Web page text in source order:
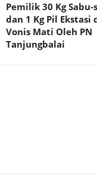
Pemilik 30 Kg Sabu-
dan 1 Kg Pil Ekstasi
Vonis Mati Oleh PN
Tanjungbalai